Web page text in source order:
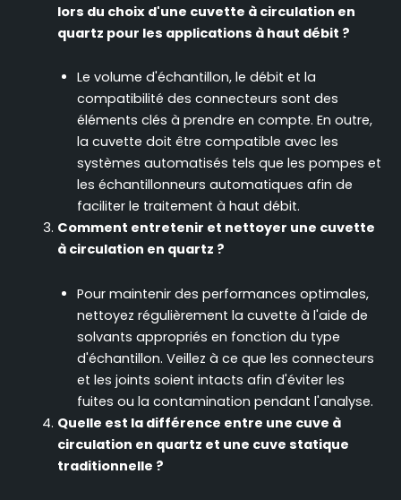
lors du choix d'une cuvette à circulation en
quartz pour les applications à haut débit ?
Le volume d'échantillon, le débit et la
compatibilité des connecteurs sont des
éléments clés à prendre en compte. En outre,
la cuvette doit être compatible avec les
systèmes automatisés tels que les pompes et
les échantillonneurs automatiques afin de
faciliter le traitement à haut débit.
Comment entretenir et nettoyer une cuvette
à circulation en quartz ?
Pour maintenir des performances optimales,
nettoyez régulièrement la cuvette à l'aide de
solvants appropriés en fonction du type
d'échantillon. Veillez à ce que les connecteurs
et les joints soient intacts afin d'éviter les
fuites ou la contamination pendant l'analyse.
Quelle est la différence entre une cuve à
circulation en quartz et une cuve statique
traditionnelle ?